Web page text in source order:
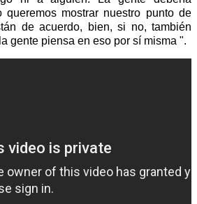
queremos mostrar nuestro punto de
de acuerdo, bien, si no, también
gente piensa en eso por sí misma ".